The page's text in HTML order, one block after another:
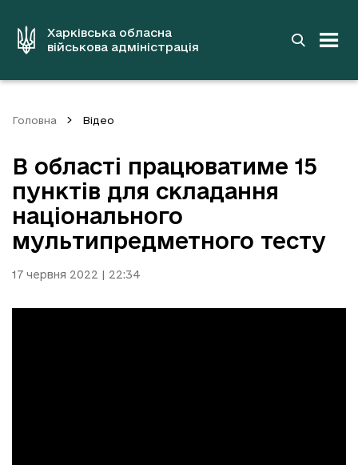
вмістуХарківська обласна
військова адміністрація
Головна Відео
В області працюватиме 15
пунктів для складання
національного
мультипредметного тесту
17 червня 2022 | 22:34